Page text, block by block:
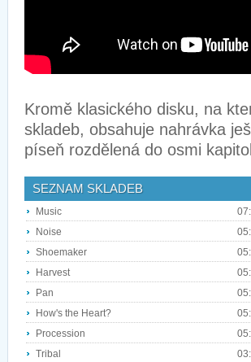
Kromě klasického disku, na
skladeb, obsahuje nahrávka
píseň rozdělená do osmi
SEZNAM SKLADEB
Music
Noise
Shoemaker
Harvest
Pan
How's the Heart?
Procession
Tribal